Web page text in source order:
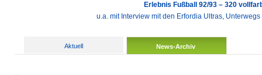
Erlebnis Fußball 92/93 – 320
u.a. mit Interview mit den Erfordia Ultras,
Aktuell News-Archiv